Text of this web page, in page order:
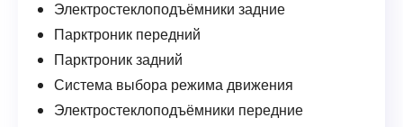
Электростеклоподъёмники задние
Парктроник передний
Парктроник задний
Система выбора режима движения
Электростеклоподъёмники передние